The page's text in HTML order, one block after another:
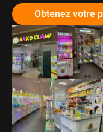
Obtenez votre